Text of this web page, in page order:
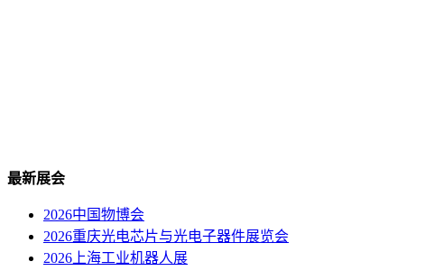
最新展会
2026中国物博会
2026重庆光电芯片与光电子器件展览会
2026上海工业机器人展